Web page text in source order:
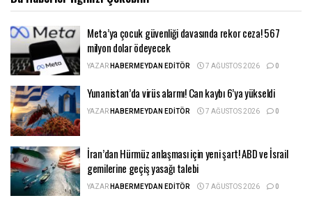
Meta’ya çocuk güvenliği davasında rekor ceza! 567
milyon dolar ödeyecek
YAZARHABERMEYDAN EDITÖR 7 AĞUSTOS 2026 0
Yunanistan’da virüs alarmı! Can kaybı 6’ya yükseldi
YAZARHABERMEYDAN EDITÖR 7 AĞUSTOS 2026 0
İran’dan Hürmüz anlaşması için yeni şart! ABD ve İsrail
gemilerine geçiş yasağı talebi
YAZARHABERMEYDAN EDITÖR 7 AĞUSTOS 2026 0